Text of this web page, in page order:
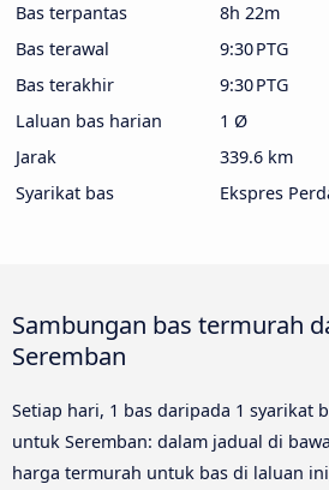
Bas terpantas
8h 22m
Bas terawal
9:30 PTG
Bas terakhir
9:30 PTG
Laluan bas harian
1 Ø
Jarak
339.6 km
Syarikat bas
Ekspres
Sambungan bas termurah
Seremban
Setiap hari, 1 bas daripada 1 syarikat
untuk Seremban: dalam jadual di
harga termurah untuk bas di laluan